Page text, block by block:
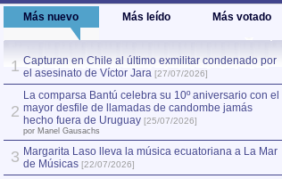
Más nuevo Más leído Más votado
1 Capturan en Chile al último exmilitar condenado por
el asesinato de Víctor Jara [27/07/2026]
2
La comparsa Bantú celebra su 10º aniversario con el
mayor desfile de llamadas de candombe jamás
hecho fuera de Uruguay [25/07/2026]
por Manel Gausachs
3 Margarita Laso lleva la música ecuatoriana a La Mar
de Músicas [22/07/2026]